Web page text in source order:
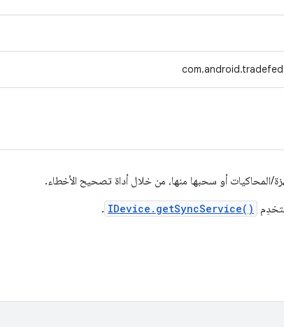
المحاكيات أو سحبها منها، من خلال أداة تصحيح الأخطاء.
IDevice.getSyncService()
.